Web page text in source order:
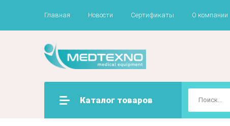
Главная Новости Сертификаты О компании
Каталог товаров